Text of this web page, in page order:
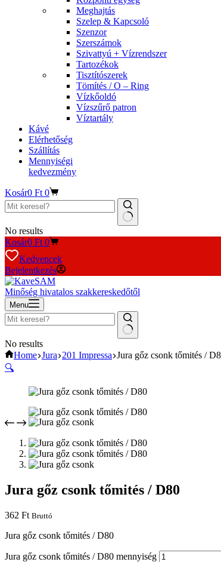
Meghajtás
Szelep & Kapcsoló
Szenzor
Szerszámok
Szivattyú + Vízrendszer
Tartozékok
Tisztítószerek
Tömítés / O – Ring
Vízkőoldó
Vízszűrő patron
Víztartály
Kávé
Elérhetőség
Szállítás
Mennyiségi
kedvezmény
Kosár0 Ft 0
No results
Kosár0 Ft 0
Kedvencek
Bejelentkezés
Minőség hivatalos szakkereskedőtől
Menu
No results
Home Jura 201 Impressa Jura gőz csonk tőmités /
🔍
Jura gőz csonk tőmités / D80
362 Ft Bruttó
Jura gőz csonk tőmités / D80
Jura gőz csonk tőmités / D80 mennyiség